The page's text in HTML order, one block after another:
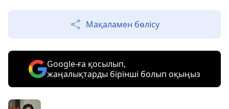
Мақаламен бөлісу
Google-ға қосылып,
жаңалықтарды бірінші болып оқыңыз